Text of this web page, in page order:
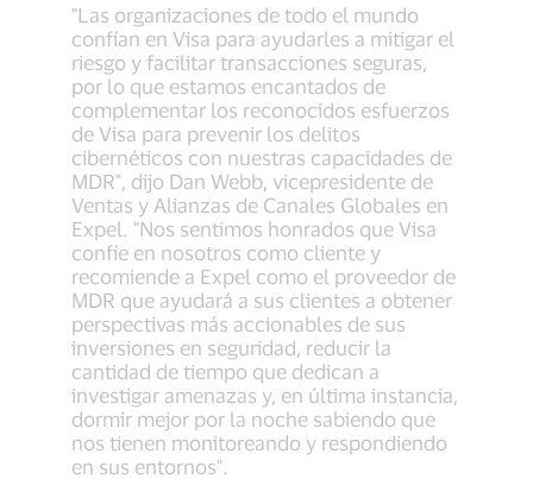
"Las organizaciones de todo el mundo
confían en Visa para ayudarles a mitigar el
riesgo y facilitar transacciones seguras,
por lo que estamos encantados de
complementar los reconocidos esfuerzos
de Visa para prevenir los delitos
cibernéticos con nuestras capacidades de
MDR", dijo Dan Webb, vicepresidente de
Ventas y Alianzas de Canales Globales en
Expel. "Nos sentimos honrados que Visa
confíe en nosotros como cliente y
recomiende a Expel como el proveedor de
MDR que ayudará a sus clientes a obtener
perspectivas más accionables de sus
inversiones en seguridad, reducir la
cantidad de tiempo que dedican a
investigar amenazas y, en última instancia,
dormir mejor por la noche sabiendo que
nos tienen monitoreando y respondiendo
en sus entornos".